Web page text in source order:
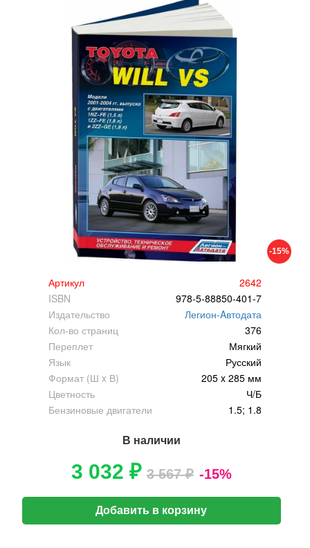
-15%
Артикул
2642
ISBN
978-5-88850-401-7
Издательство
Легион-Aвтодата
Кол-во страниц
376
Переплет
Мягкий
Язык
Русский
Формат (Ш x В)
205 x 285 мм
Цветность
Ч/Б
Бензиновые двигатели
1.5; 1.8
В наличии
3 032 ₽ 3 567 ₽ -15%
Добавить в корзину